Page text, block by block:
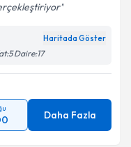
Haritada Göster
Daire:17
Daha Fazla